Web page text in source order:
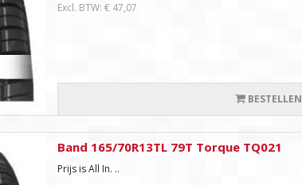
Excl. BTW: € 47,07
BESTELLEN
Band 165/70R13TL 79T Torque TQ021
Prijs is All In. ..